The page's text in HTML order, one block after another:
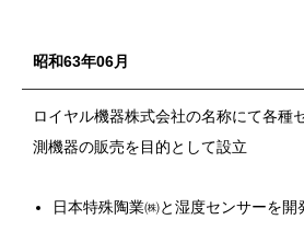
昭和63年06月
ロイヤル機器株式会社の名称にて各種
測機器の販売を目的として設立
日本特殊陶業㈱と湿度センサーを